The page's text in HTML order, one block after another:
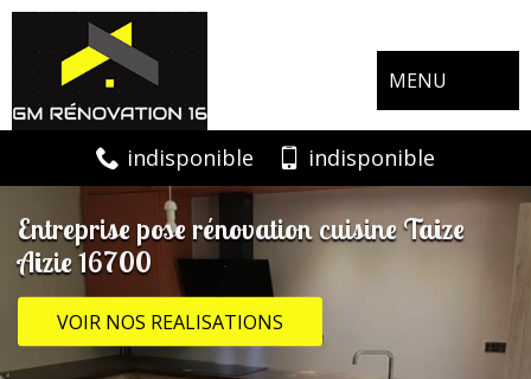
MENU
indisponible indisponible
Entreprise pose rénovation cuisine Taize
Aizie 16700
VOIR NOS REALISATIONS